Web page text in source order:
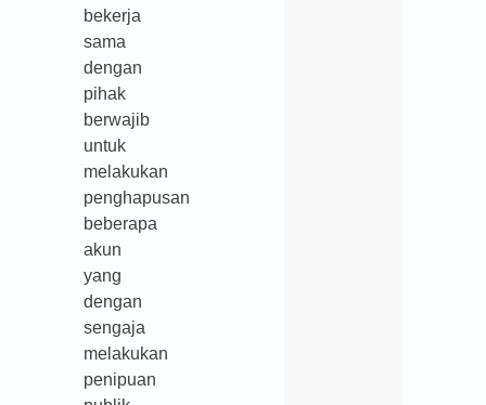
bekerja
sama
dengan
pihak
berwajib
untuk
melakukan
penghapusan
beberapa
akun
yang
dengan
sengaja
melakukan
penipuan